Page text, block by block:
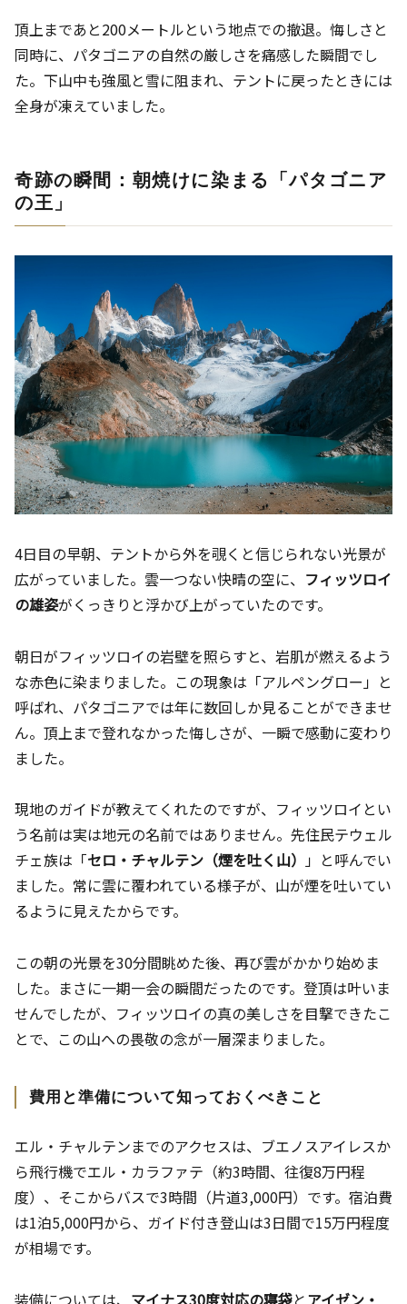
頂上まであと200メートルという地点での撤退。悔しさと
同時に、パタゴニアの自然の厳しさを痛感した瞬間でし
た。下山中も強風と雪に阻まれ、テントに戻ったときには
全身が凍えていました。
奇跡の瞬間：朝焼けに染まる「パタゴニア
の王」
4日目の早朝、テントから外を覗くと信じられない光景が
広がっていました。雲一つない快晴の空に、 フィッツロイ
の雄姿がくっきりと浮かび上がっていたのです。
朝日がフィッツロイの岩壁を照らすと、岩肌が燃えるよう
な赤色に染まりました。この現象は「アルペングロー」と
呼ばれ、パタゴニアでは年に数回しか見ることができませ
ん。頂上まで登れなかった悔しさが、一瞬で感動に変わり
ました。
現地のガイドが教えてくれたのですが、フィッツロイとい
う名前は実は地元の名前ではありません。先住民テウェル
チェ族は「セロ・チャルテン（煙を吐く山） 」と呼んでい
ました。常に雲に覆われている様子が、山が煙を吐いてい
るように見えたからです。
この朝の光景を30分間眺めた後、再び雲がかかり始めま
した。まさに一期一会の瞬間だったのです。登頂は叶いま
せんでしたが、フィッツロイの真の美しさを目撃できたこ
とで、この山への畏敬の念が一層深まりました。
費用と準備について知っておくべきこと
エル・チャルテンまでのアクセスは、ブエノスアイレスか
ら飛行機でエル・カラファテ（約3時間、往復8万円程
度）、そこからバスで3時間（片道3,000円）です。宿泊費
は1泊5,000円から、ガイド付き登山は3日間で15万円程度
が相場です。
装備については、 マイナス30度対応の寝袋とアイゼン・